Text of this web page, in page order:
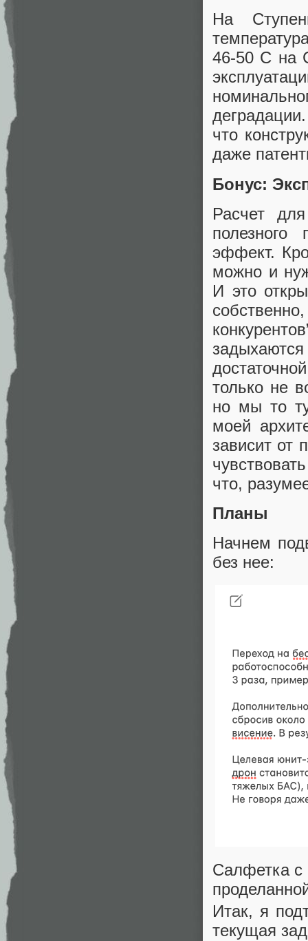
На
46-50 C на
что
даже
Бонус:
Расчет
эффект.
можно и
И это
только не
но мы то
моей
зависит от
что,
Планы
Начнем
без нее:
Салфетка с
Итак, я
текущая